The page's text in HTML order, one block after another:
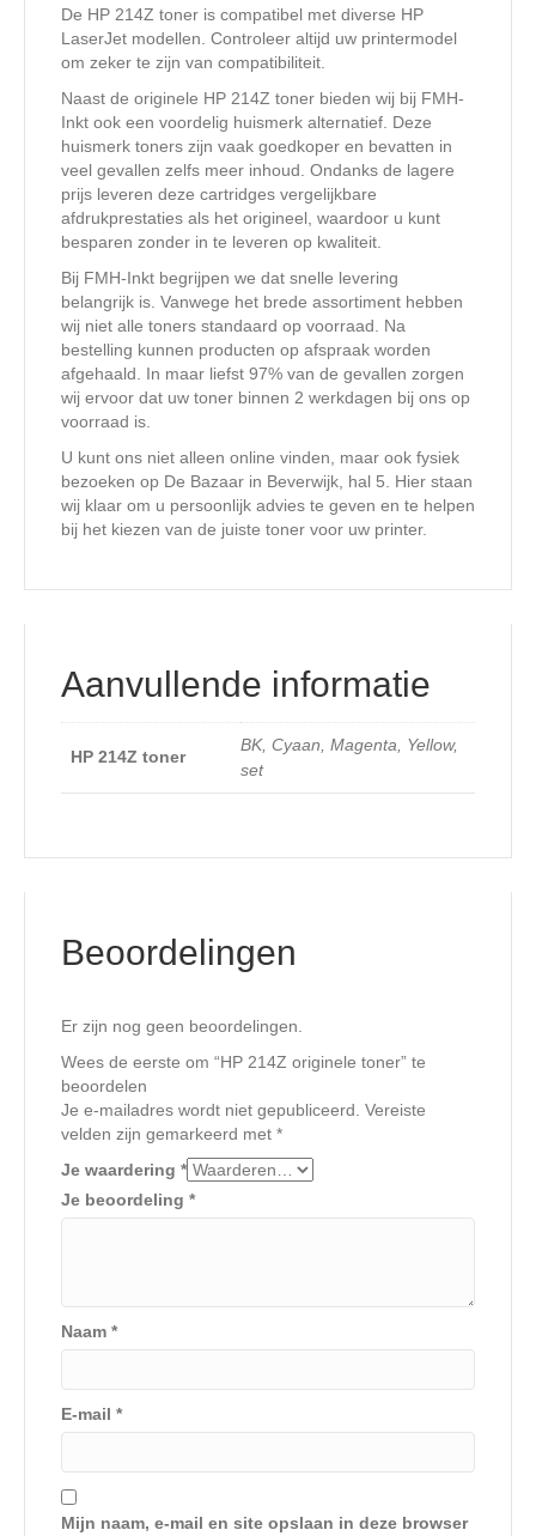
De HP 214Z toner is compatibel met diverse HP
LaserJet modellen. Controleer altijd uw printermodel
om zeker te zijn van compatibiliteit.
Naast de originele HP 214Z toner bieden wij bij FMH-
Inkt ook een voordelig huismerk alternatief. Deze
huismerk toners zijn vaak goedkoper en bevatten in
veel gevallen zelfs meer inhoud. Ondanks de lagere
prijs leveren deze cartridges vergelijkbare
afdrukprestaties als het origineel, waardoor u kunt
besparen zonder in te leveren op kwaliteit.
Bij FMH-Inkt begrijpen we dat snelle levering
belangrijk is. Vanwege het brede assortiment hebben
wij niet alle toners standaard op voorraad. Na
bestelling kunnen producten op afspraak worden
afgehaald. In maar liefst 97% van de gevallen zorgen
wij ervoor dat uw toner binnen 2 werkdagen bij ons op
voorraad is.
U kunt ons niet alleen online vinden, maar ook fysiek
bezoeken op De Bazaar in Beverwijk, hal 5. Hier staan
wij klaar om u persoonlijk advies te geven en te helpen
bij het kiezen van de juiste toner voor uw printer.
Aanvullende informatie
HP 214Z toner
BK, Cyaan, Magenta, Yellow,
set
Beoordelingen
Er zijn nog geen beoordelingen.
Wees de eerste om “HP 214Z originele toner” te
beoordelen
Je e-mailadres wordt niet gepubliceerd. Vereiste
velden zijn gemarkeerd met *
Je waardering *
Je beoordeling *
Naam *
E-mail *
Mijn naam, e-mail en site opslaan in deze browser